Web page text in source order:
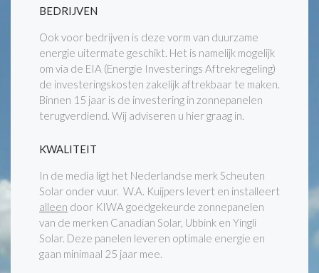
BEDRIJVEN
Ook voor bedrijven is deze vorm van duurzame
energie uitermate geschikt. Het is namelijk mogelijk
om via de EIA (Energie Investerings Aftrekregeling)
de investeringskosten zakelijk aftrekbaar te maken.
Binnen 15 jaar is de investering in zonnepanelen
terugverdiend. Wij adviseren u hier graag in.
KWALITEIT
In de media ligt het Nederlandse merk Scheuten
Solar onder vuur. W.A. Kuijpers levert en installeert
alleen door KIWA goedgekeurde zonnepanelen
van de merken Canadian Solar, Ubbink en Yingli
Solar. Deze panelen leveren optimale energie en
gaan minimaal 25 jaar mee.